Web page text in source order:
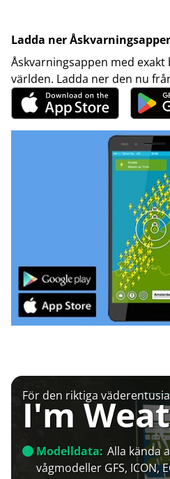
Ladda ner
Åskvarningsappen med
världen. Ladda ner den nu
För den riktiga
I'm
Modelldata: Alla kända
vågmodeller GFS, ICON,